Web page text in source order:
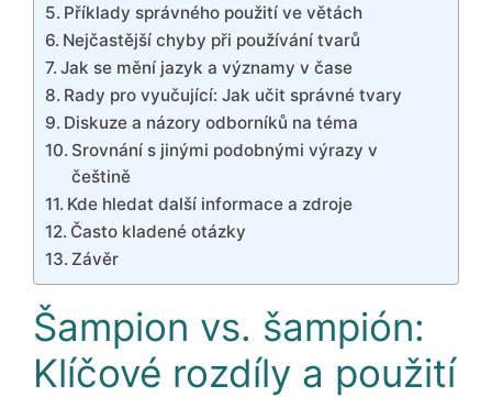
Příklady správného použití ve větách
Nejčastější chyby při používání tvarů
Jak se mění jazyk a významy v čase
Rady pro vyučující: Jak učit správné tvary
Diskuze a názory odborníků na téma
Srovnání s jinými podobnými výrazy v
češtině
Kde hledat další informace a zdroje
Často kladené otázky
Závěr
Šampion vs. šampión:
Klíčové rozdíly a použití